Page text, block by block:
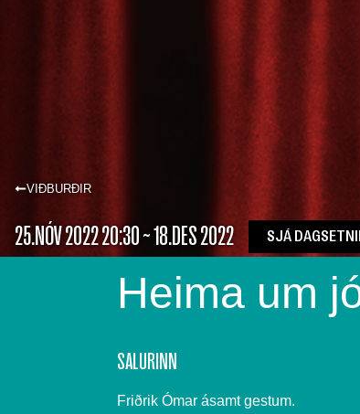
VIÐBURÐIR
25.NÓV 2022 20:30 ~ 18.DES 2022 SJÁ
Heima um
SALURINN
Friðrik Ómar ásamt gestum.